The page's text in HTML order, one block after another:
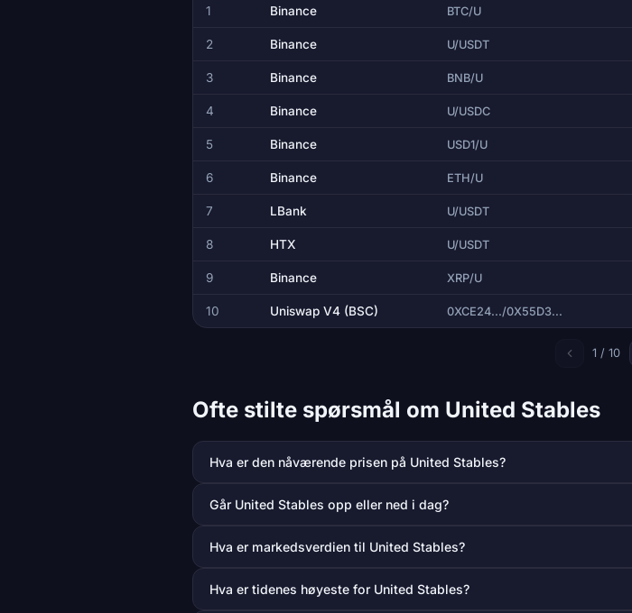
1 Binance BTC/U
2 Binance U/USDT
3 Binance BNB/U
4 Binance U/USDC
5 Binance USD1/U
6 Binance ETH/U
7 LBank U/USDT
8 HTX U/USDT
9 Binance XRP/U
10 Uniswap V4 (BSC) 0XCE24.../0X55D3...
1 / 10
Ofte stilte spørsmål om United Stables
Hva er den nåværende prisen på United Stables?
Går United Stables opp eller ned i dag?
Hva er markedsverdien til United Stables?
Hva er tidenes høyeste for United Stables?